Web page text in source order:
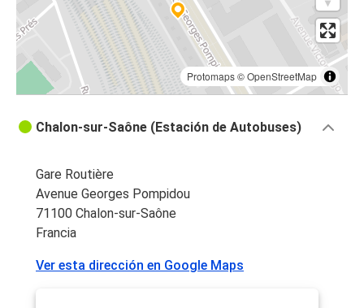
Protomaps©OpenStreetMap
Chalon-sur-Saône (Estación de Autobuses)
Gare Routière
Avenue Georges Pompidou
71100 Chalon-sur-Saône
Francia
Ver esta dirección en Google Maps